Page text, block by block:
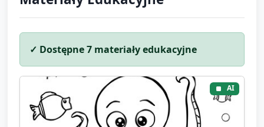
✓ Dostępne7 materiały edukacyjne
AI